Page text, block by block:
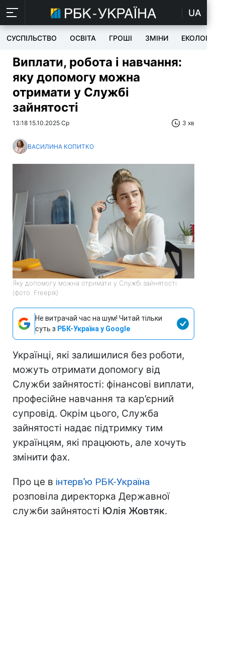
UA
СУСПІЛЬСТВО ОСВІТА ГРОШІ ЗМІНИ ЕКОЛОГІЯ
Виплати, робота і навчання:
яку допомогу можна
отримати у Службі
зайнятості
13:18 15.10.2025 Ср 3 хв
ВАСИЛИНА КОПИТКО
Яку допомогу можна отримати у Службі зайнятості
(фото: Freepik)
Не витрачай час на шум! Читай тільки
суть з РБК-Україна у Google
Українці, які залишилися без роботи,
можуть отримати допомогу від
Служби зайнятості: фінансові виплати,
професійне навчання та кар’єрний
супровід. Окрім цього, Служба
зайнятості надає підтримку тим
українцям, які працюють, але хочуть
змінити фах.
Про це в інтерв’ю РБК-Україна
розповіла директорка Державної
служби зайнятості Юлія Жовтяк.